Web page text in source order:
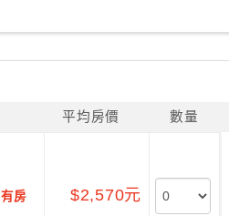
平均房價 數量
房 $2,570元